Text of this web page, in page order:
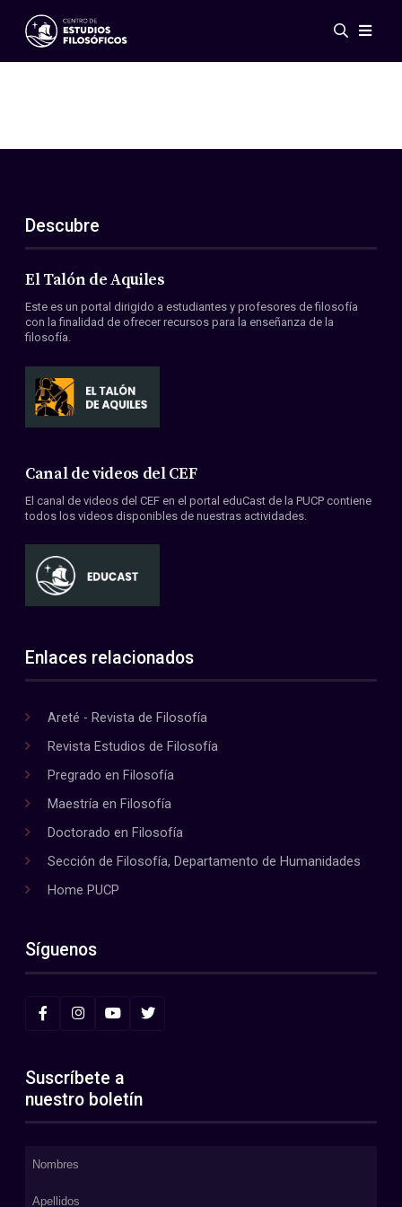
Eventos
ES
EN
Acerca de nosotros
Miembros
Convenios
Descubre
El Talón de Aquiles
Este es un portal dirigido a estudiantes y profesores de filosofía
con la finalidad de ofrecer recursos para la enseñanza de la
filosofía.
Canal de videos del CEF
El canal de videos del CEF en el portal eduCast de la PUCP contiene
todos los videos disponibles de nuestras actividades.
Enlaces relacionados
Areté - Revista de Filosofía
Revista Estudios de Filosofía
Pregrado en Filosofía
Maestría en Filosofía
Doctorado en Filosofía
Sección de Filosofía, Departamento de Humanidades
Home PUCP
Síguenos
Suscríbete a
nuestro boletín